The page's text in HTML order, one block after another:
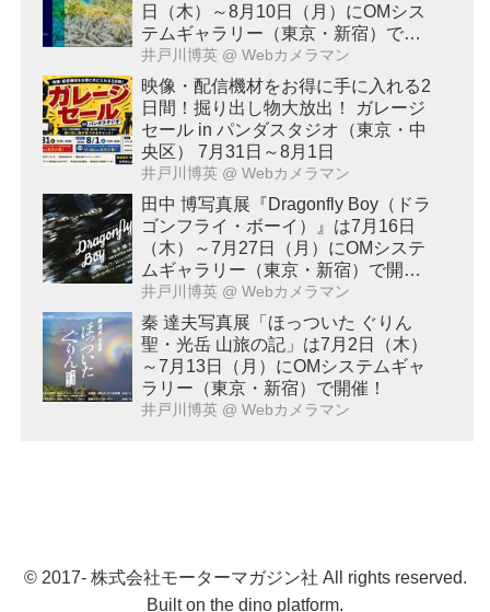
日（木）～8月10日（月）にOMシス
テムギャラリー（東京・新宿）で開
催！
井戸川博英 @ Webカメラマン
映像・配信機材をお得に手に入れる2
日間！掘り出し物大放出！ ガレージ
セール in パンダスタジオ（東京・中
央区） 7月31日～8月1日
井戸川博英 @ Webカメラマン
田中 博写真展『Dragonfly Boy（ドラ
ゴンフライ・ボーイ）』は7月16日
（木）～7月27日（月）にOMシステ
ムギャラリー（東京・新宿）で開
催！
井戸川博英 @ Webカメラマン
秦 達夫写真展「ほっついた ぐりん
聖・光岳 山旅の記」は7月2日（木）
～7月13日（月）にOMシステムギャ
ラリー（東京・新宿）で開催！
井戸川博英 @ Webカメラマン
© 2017- 株式会社モーターマガジン社 All rights reserved.
Built on the dino platform.